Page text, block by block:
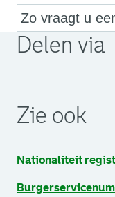
Zo vraagt u
Delen via
Zie ook
Nationaliteit